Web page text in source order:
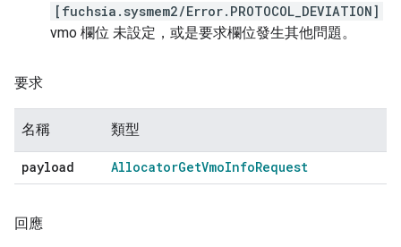
[fuchsia.sysmem2/Error.PROTOCOL_DEVIATION]
vmo 欄位 未設定，或是要求欄位發生其他問題。
要求
名稱 類型
payload AllocatorGetVmoInfoRequest
回應